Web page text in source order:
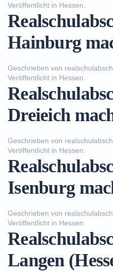
Veröffentlicht in Hessen
Hainburg
Geschrieben von
Veröffentlicht in Hessen
Dreieich
Geschrieben von
Veröffentlicht in Hessen
Isenburg
Geschrieben von
Veröffentlicht in Hessen
Langen